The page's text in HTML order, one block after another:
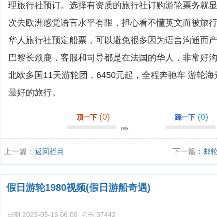
理旅行社预订。选择有资质的旅行社订购游轮票务就
次去欧洲感觉语言水平有限，担心看不懂英文而被旅
华人旅行社预定船票，可以避免很多因为语言沟通而
巴黎长颈鹿，客服和司导都是在法国的华人，非常好
北欧多国11天游轮团，6450元起，全程奔驰车 游轮
最好的旅行。
顶一下 (0)
0%
踩一下 (0)
上一篇： 返回栏目 下一篇： 邮
假日游轮1980视频(假日游船奇遇)
日期:2023-05-16 06:00 点击:37442